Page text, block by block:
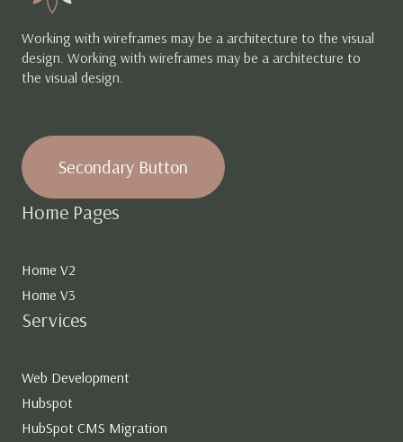
Working with wireframes may be a architecture to the visual
design. Working with wireframes may be a architecture to
the visual design.
Secondary Button
Home Pages
Home V2
Home V3
Services
Web Development
Hubspot
HubSpot CMS Migration